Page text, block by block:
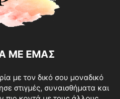
ΜΕ ΕΜΑΣ
με τον δικό σου μοναδικό
στιγμές, συναισθήματα και